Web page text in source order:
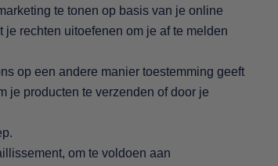
te tonen op basis van je online
rechten uitoefenen om je af te melden
op een andere manier toestemming geeft
je producten te verzenden of door je
om te voldoen aan